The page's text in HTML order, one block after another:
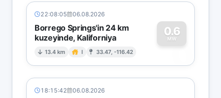
22:08:05 06.08.2026
Borrego Springs'in 24 km
kuzeyinde, Kaliforniya
13.4 km I 33.47, -116.42
0.6
MW
0
18:15:42 06.08.2026